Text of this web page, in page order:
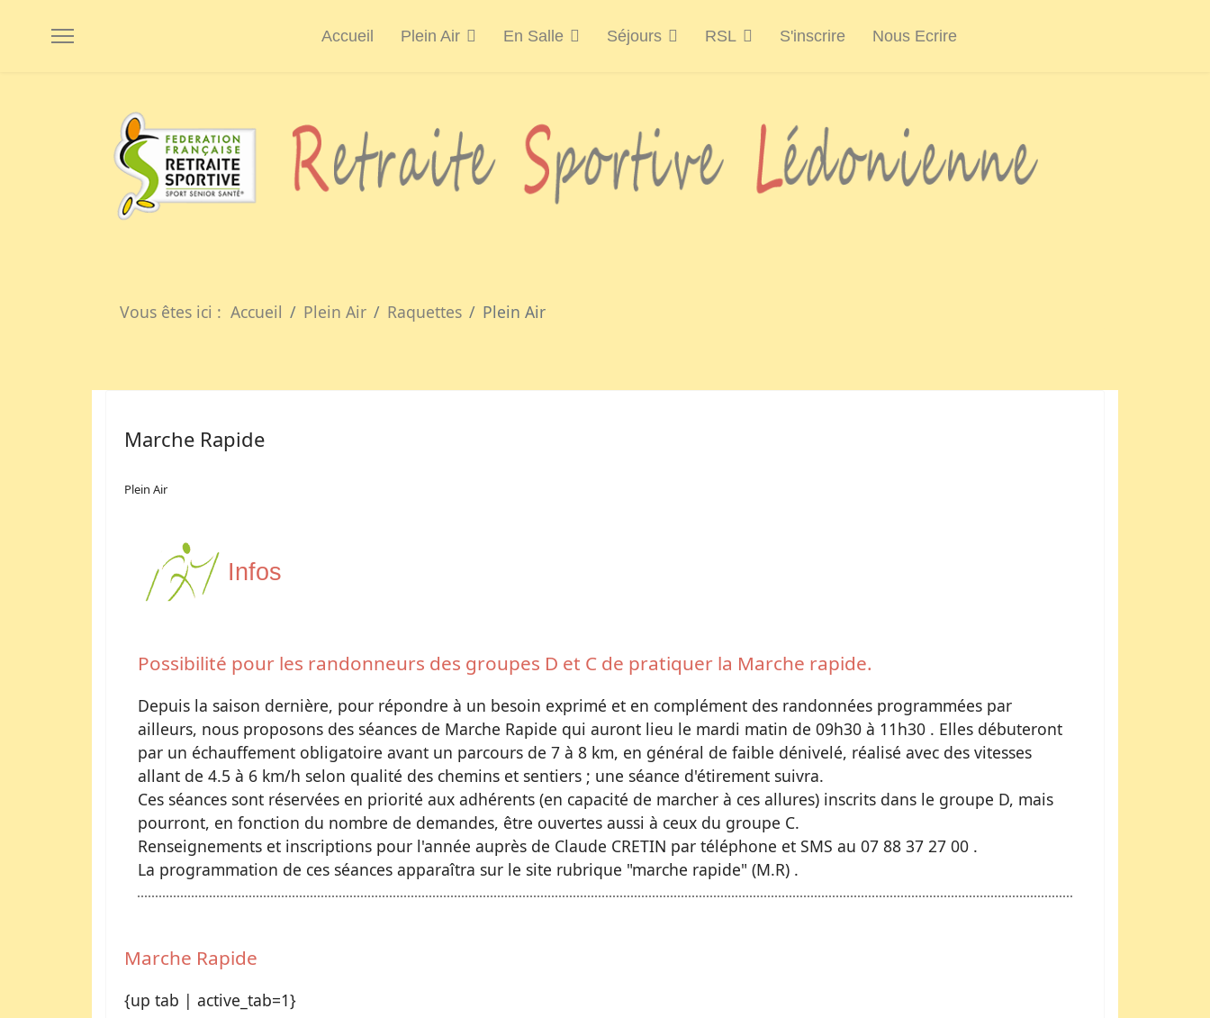
Accueil Plein Air En Salle Séjours RSL S'inscrire Nous Ecrire
Vous êtes ici : Accueil Plein Air Raquettes Plein Air
Marche Rapide
Plein Air
Infos
Possibilité pour les randonneurs des groupes D et C de pratiquer la Marche rapide.
Depuis la saison dernière, pour répondre à un besoin exprimé et en complément des randonnées programmées par
ailleurs, nous proposons des séances de Marche Rapide qui auront lieu le mardi matin de 09h30 à 11h30 . Elles débuteront
par un échauffement obligatoire avant un parcours de 7 à 8 km, en général de faible dénivelé, réalisé avec des vitesses
allant de 4.5 à 6 km/h selon qualité des chemins et sentiers ; une séance d'étirement suivra.
Ces séances sont réservées en priorité aux adhérents (en capacité de marcher à ces allures) inscrits dans le groupe D, mais
pourront, en fonction du nombre de demandes, être ouvertes aussi à ceux du groupe C.
Renseignements et inscriptions pour l'année auprès de Claude CRETIN par téléphone et SMS au 07 88 37 27 00 .
La programmation de ces séances apparaîtra sur le site rubrique "marche rapide" (M.R) .
Marche Rapide
{up tab | active_tab=1}